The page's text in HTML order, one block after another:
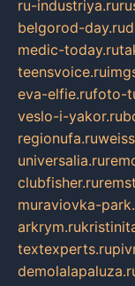
ru-industriya.ru
belgorod-day.ru
medic-today.ru
teensvoice.ru
eva-elfie.rufoto-
veslo-i-yakor.ru
regionufa.ru
universalia.ru
clubfisher.ru
muraviovka-
arkrym.ru
textexperts.ru